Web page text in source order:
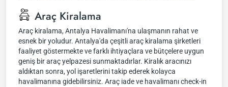
Araç Kiralama
Araç kiralama, Antalya Havalimanı'na ulaşmanın rahat ve
esnek bir yoludur. Antalya'da çeşitli araç kiralama şirketleri
faaliyet göstermekte ve farklı ihtiyaçlara ve bütçelere uygun
geniş bir araç yelpazesi sunmaktadırlar. Kiralık aracınızı
aldıktan sonra, yol işaretlerini takip ederek kolayca
havalimanına gidebilirsiniz. Araç iade ve havalimanı check-in